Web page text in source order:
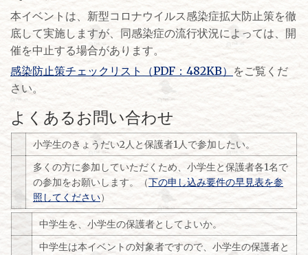
本イベントは、新型コロナウイルス感染症拡大防止策を徹
底して実施しますが、同感染症の流行状況によっては、開
催を中止する場合があります。
感染防止策チェックリスト（PDF：482KB） をご覧くだ
さい。
よくあるお問い合わせ
小学生のきょうだい2人と保護者1人で参加したい。
多くの方に参加していただくため、小学生と保護者各1名で
の参加をお願いします。（下の申し込み要件の早見表を参
照してください）
中学生を、小学生の保護者としてよいか。
中学生は本イベントの対象者ですので、小学生の保護者と